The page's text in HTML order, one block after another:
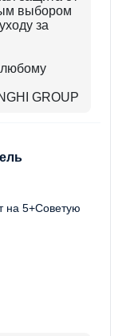
выбором
за
любому
GROUP
на 5+Советую